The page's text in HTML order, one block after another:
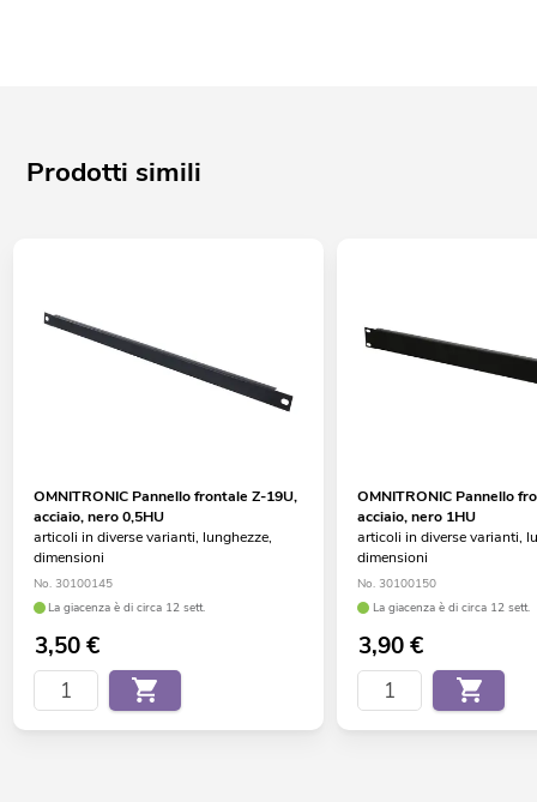
Prodotti simili
OMNITRONIC Pannello frontale Z-19U,
acciaio, nero 0,5HU
articoli in diverse varianti, lunghezze,
dimensioni
No. 30100145
La giacenza è di circa 12 sett.
3,50€
OMNITRONIC Pannello
acciaio, nero 1HU
articoli in diverse varianti,
dimensioni
No. 30100150
La giacenza è di circa 12 sett.
3,90€